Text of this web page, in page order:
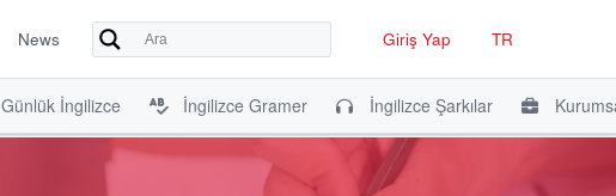
News Giriş Yap TR
Günlük İngilizce İngilizce Gramer İngilizce Şarkılar